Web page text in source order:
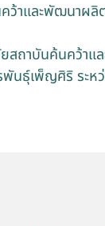
และพัฒนาผลิ
ถาบันค้นคว้าแ
นธุ์เพ็ญศิริ ระ